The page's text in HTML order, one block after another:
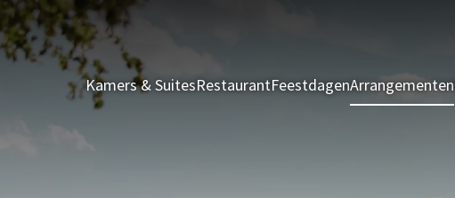
Kamers & SuitesRestaurantFeestdagenArrangementen